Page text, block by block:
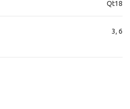
Qt18
3, 6